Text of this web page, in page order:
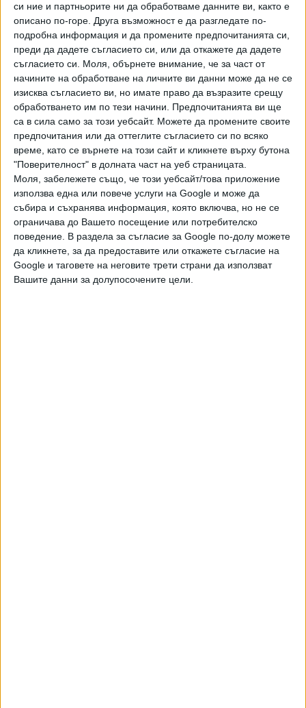
си ние и партньорите ни да обработваме данните ви, както е
описано по-горе. Друга възможност е да разгледате по-
подробна информация и да промените предпочитанията си,
преди да дадете съгласието си, или да откажете да дадете
съгласието си. Моля, обърнете внимание, че за част от
начините на обработване на личните ви данни може да не се
изисква съгласието ви, но имате право да възразите срещу
обработването им по тези начини. Предпочитанията ви ще
са в сила само за този уебсайт. Можете да промените своите
предпочитания или да оттеглите съгласието си по всяко
време, като се върнете на този сайт и кликнете върху бутона
"Поверителност" в долната част на уеб страницата.
Моля, забележете също, че този уебсайт/това приложение
използва една или повече услуги на Google и може да
събира и съхранява информация, която включва, но не се
ограничава до Вашето посещение или потребителско
поведение. В раздела за съгласие за Google по-долу можете
да кликнете, за да предоставите или откажете съгласие на
Google и таговете на неговите трети страни да използват
Вашите данни за долупосочените цели.
“Финансовото състояние на държавата е изключително
тежко, от началото на годината са направени много
разходи, с които настоящото правителство трябва да
се справи”, обяснил Демерджиев на срещата. Той
допълнил, че необходимостта от затягане на
финансовата дисциплина е продиктувана от управленски
решения на предишни правителства. “Усилията са
насочени към това да се излезе от тази тежка ситуация
през 2026 г. Впоследствие ще се търси решение за
определяне на справедлив и прозрачен начин за
формиране на заплатите на държавните служители във
всички сфери”, заявил Демерджиев и
добавил: “Дисбалансите на държавно ниво са
изключително сериозни и ще направим всичко възможно
да ги преодолеем”.